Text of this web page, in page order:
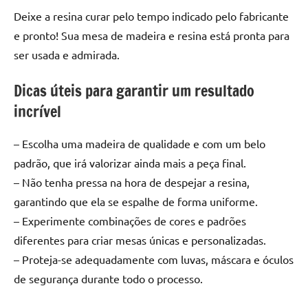
resinada
de
alta
como
as
River
Tables
e
mesas
de
tampinhas
resinadas.
Deixe a resina curar pelo tempo indicado pelo fabricante
e pronto! Sua mesa de madeira e resina está pronta para
ser usada e admirada.
Dicas úteis para garantir um resultado
incrível
– Escolha uma madeira de qualidade e com um belo
padrão, que irá valorizar ainda mais a peça final.
– Não tenha pressa na hora de despejar a resina,
garantindo que ela se espalhe de forma uniforme.
– Experimente combinações de cores e padrões
diferentes para criar mesas únicas e personalizadas.
– Proteja-se adequadamente com luvas, máscara e óculos
de segurança durante todo o processo.